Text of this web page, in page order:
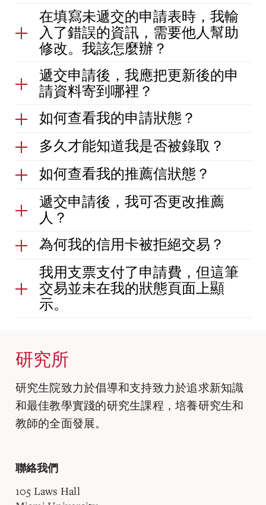
在填寫未遞交的申請表時，我輸
入了錯誤的資訊，需要他人幫助
修改。我該怎麼辦？
遞交申請後，我應把更新後的申
請資料寄到哪裡？
如何查看我的申請狀態？
多久才能知道我是否被錄取？
如何查看我的推薦信狀態？
遞交申請後，我可否更改推薦
人？
為何我的信用卡被拒絕交易？
我用支票支付了申請費，但這筆
交易並未在我的狀態頁面上顯
示。
研究所
研究生院致力於倡導和支持致力於追求新知識
和最佳教學實踐的研究生課程，培養研究生和
教師的全面發展。
聯絡我們
105 Laws Hall